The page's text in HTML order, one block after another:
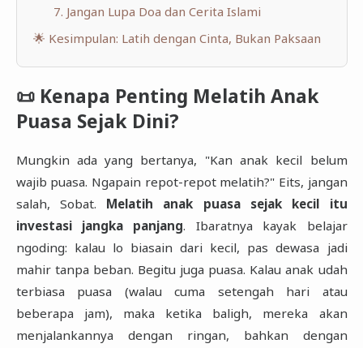
7. Jangan Lupa Doa dan Cerita Islami
🌟 Kesimpulan: Latih dengan Cinta, Bukan Paksaan
📜 Kenapa Penting Melatih Anak
Puasa Sejak Dini?
Mungkin ada yang bertanya, "Kan anak kecil belum
wajib puasa. Ngapain repot-repot melatih?" Eits, jangan
salah, Sobat. Melatih anak puasa sejak kecil itu
investasi jangka panjang. Ibaratnya kayak belajar
ngoding: kalau lo biasain dari kecil, pas dewasa jadi
mahir tanpa beban. Begitu juga puasa. Kalau anak udah
terbiasa puasa (walau cuma setengah hari atau
beberapa jam), maka ketika baligh, mereka akan
menjalankannya dengan ringan, bahkan dengan